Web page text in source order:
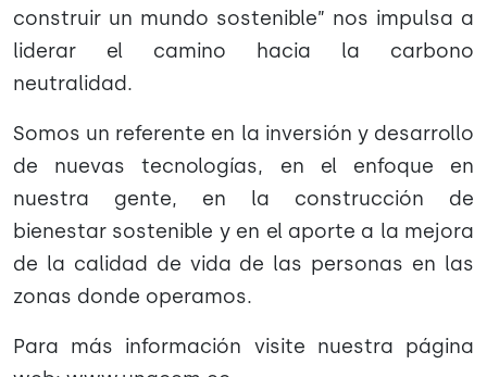
construir un mundo sostenible” nos impulsa a
liderar el camino hacia la carbono
neutralidad.
Somos un referente en la inversión y desarrollo
de nuevas tecnologías, en el enfoque en
nuestra gente, en la construcción de
bienestar sostenible y en el aporte a la mejora
de la calidad de vida de las personas en las
zonas donde operamos.
Para más información visite nuestra página